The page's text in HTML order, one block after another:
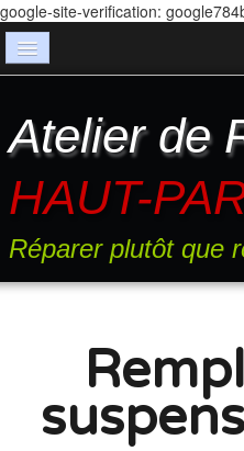
google-site-verification:
Les pannes
Entretien
Atelier de
HAUT-
Réparer plutôt que